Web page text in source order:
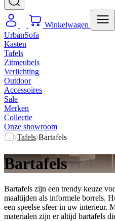
Winkelwagen
UrbanSofa
Kasten
Tafels
Zitmeubels
Verlichting
Outdoor
Accessoires
Sale
Merken
Collectie
Onze showroom
Tafels Bartafels
Bartafels
Bartafels zijn een trendy keuze
maaltijden als informele borrels.
een speelse sfeer in uw interieur.
materialen zijn er altijd bartafels